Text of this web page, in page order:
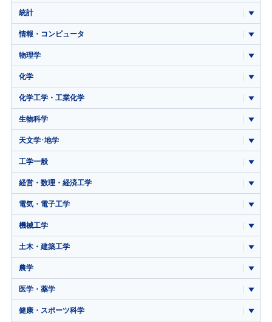
統計
情報・コンピュータ
物理学
化学
化学工学・工業化学
生物科学
天文学･地学
工学一般
経営・数理・経済工学
電気・電子工学
機械工学
土木・建築工学
農学
医学・薬学
健康・スポーツ科学